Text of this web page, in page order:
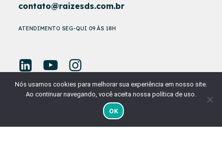
contato@raizesds.com.br
ATENDIMENTO SEG-QUI 09 ÀS 18H
Nós usamos cookies para melhorar sua experiência em nosso site.
Ao continuar navegando, você aceita nossa política de uso.
OK